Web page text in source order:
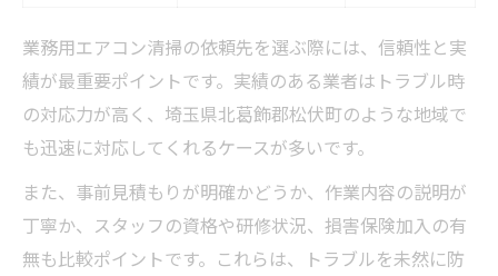
業務用エアコン清掃の依頼先を選ぶ際には、信頼性と実
績が最重要ポイントです。実績のある業者はトラブル時
の対応力が高く、埼玉県北葛飾郡松伏町のような地域で
も迅速に対応してくれるケースが多いです。
また、事前見積もりが明確かどうか、作業内容の説明が
丁寧か、スタッフの資格や研修状況、損害保険加入の有
無も比較ポイントです。これらは、トラブルを未然に防